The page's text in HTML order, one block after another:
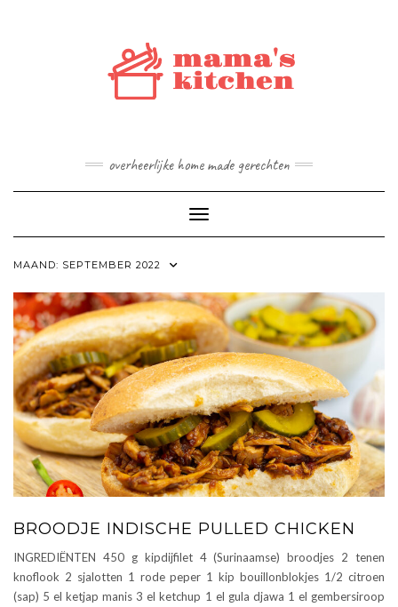
overheerlijke home made gerechten
Toggle navigatie
MAAND: SEPTEMBER 2022
BROODJE INDISCHE PULLED CHICKEN
INGREDIËNTEN 450 g kipdijfilet 4 (Surinaamse) broodjes 2 tenen
knoflook 2 sjalotten 1 rode peper 1 kip bouillonblokjes 1/2 citroen
(sap) 5 el ketjap manis 3 el ketchup 1 el gula djawa 1 el gembersiroop